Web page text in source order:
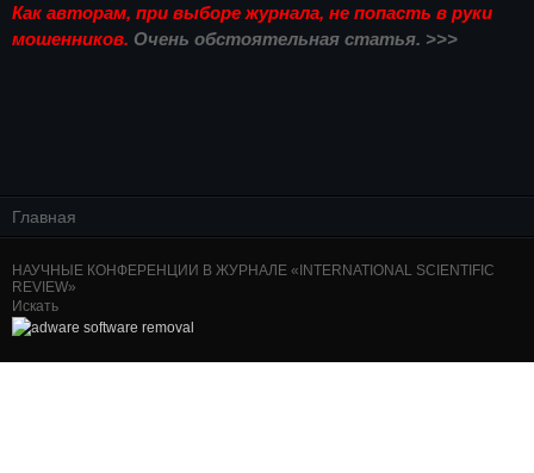
Как авторам, при выборе журнала, не попасть в руки
мошенников. Очень обстоятельная статья. >>>
Главная
НАУЧНЫЕ КОНФЕРЕНЦИИ В ЖУРНАЛЕ «INTERNATIONAL SCIENTIFIC
REVIEW»
Искать